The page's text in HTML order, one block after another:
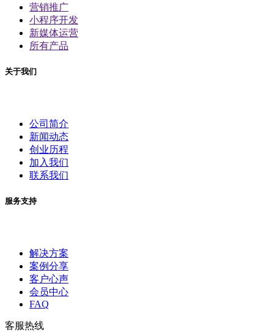
营销推广
小程序开发
新媒体运营
所有产品
关于我们
公司简介
新闻动态
创业历程
加入我们
联系我们
服务支持
解决方案
案例分享
客户心声
会员中心
FAQ
客服热线